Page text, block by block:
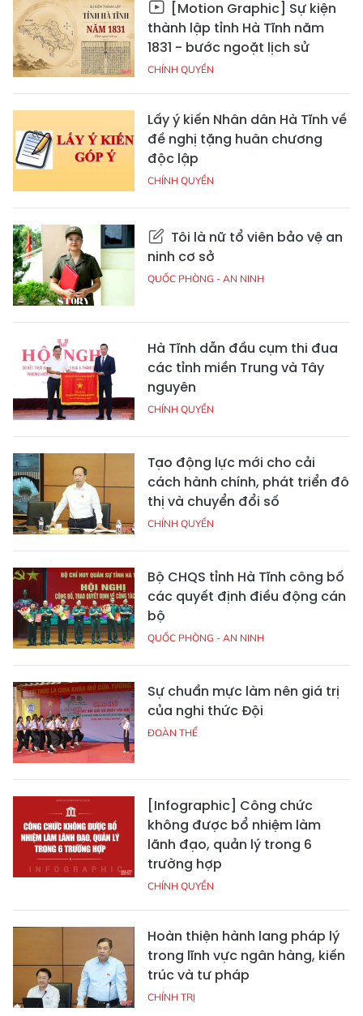
[Motion Graphic] Sự kiện
thành lập tỉnh Hà Tĩnh năm
1831 - bước ngoặt lịch sử
CHÍNH QUYỀN
Lấy ý kiến Nhân dân Hà Tĩnh về
đề nghị tặng huân chương
độc lập
CHÍNH QUYỀN
Tôi là nữ tổ viên bảo vệ an
ninh cơ sở
QUỐC PHÒNG - AN NINH
Hà Tĩnh dẫn đầu cụm thi đua
các tỉnh miền Trung và Tây
nguyên
CHÍNH QUYỀN
Tạo động lực mới cho cải
cách hành chính, phát triển đô
thị và chuyển đổi số
CHÍNH QUYỀN
Bộ CHQS tỉnh Hà Tĩnh công bố
các quyết định điều động cán
bộ
QUỐC PHÒNG - AN NINH
Sự chuẩn mực làm nên giá trị
của nghi thức Đội
ĐOÀN THỂ
[Infographic] Công chức
không được bổ nhiệm làm
lãnh đạo, quản lý trong 6
trường hợp
CHÍNH QUYỀN
Hoàn thiện hành lang pháp lý
trong lĩnh vực ngân hàng, kiến
trúc và tư pháp
CHÍNH TRỊ